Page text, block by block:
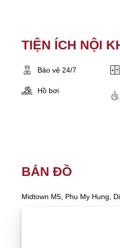
TIỆN ÍCH NỘI
Bảo vệ 24/7
Hồ bơi
BẢN ĐỒ
Midtown M5, Phu My Hung,